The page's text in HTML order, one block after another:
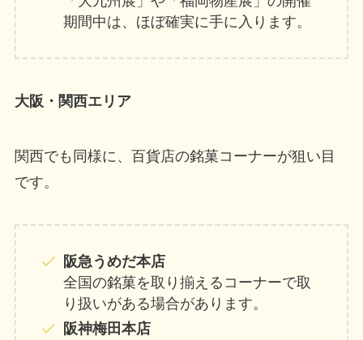
期間中は、ほぼ確実に手に入ります。
大阪・関西エリア
関西でも同様に、百貨店の銘菓コーナーが狙い目
です。
阪急うめだ本店
全国の銘菓を取り揃えるコーナーで取
り扱いがある場合があります。
阪神梅田本店